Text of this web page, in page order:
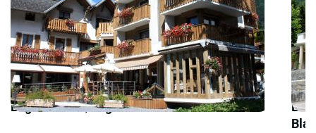
Logis Hôtels | Logis Hôtel Gai Soleil